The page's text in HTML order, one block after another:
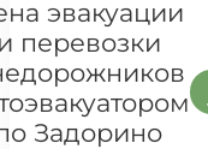
эвакуации
перевозки
Задорино